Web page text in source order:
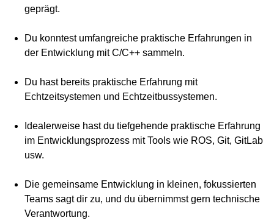
geprägt.
Du konntest umfangreiche praktische Erfahrungen in
der Entwicklung mit C/C++ sammeln.
Du hast bereits praktische Erfahrung mit
Echtzeitsystemen und Echtzeitbussystemen.
Idealerweise hast du tiefgehende praktische Erfahrung
im Entwicklungsprozess mit Tools wie ROS, Git, GitLab
usw.
Die gemeinsame Entwicklung in kleinen, fokussierten
Teams sagt dir zu, und du übernimmst gern technische
Verantwortung.